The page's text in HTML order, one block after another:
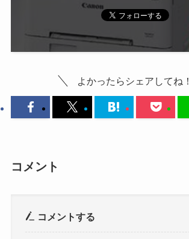
よかったらシェアしてね！
コメント
コメントする